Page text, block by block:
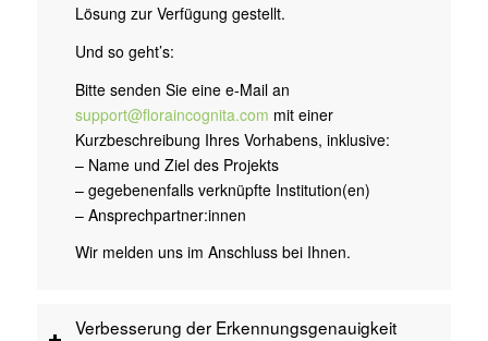
Lösung zur Verfügung gestellt.
Und so geht’s:
Bitte senden Sie eine e-Mail an
support@floraincognita.com mit einer
Kurzbeschreibung Ihres Vorhabens, inklusive:
– Name und Ziel des Projekts
– gegebenenfalls verknüpfte Institution(en)
– Ansprechpartner:innen
Wir melden uns im Anschluss bei Ihnen.
Verbesserung der Erkennungsgenauigkeit